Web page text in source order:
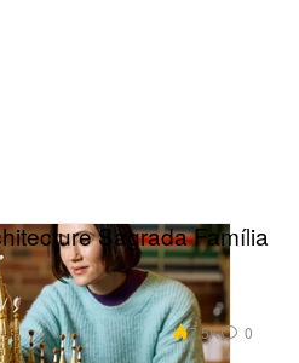
Sagrada Família
7.5K 0